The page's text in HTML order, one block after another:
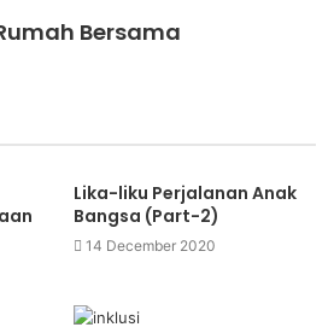
Bersama
Lika-liku Perjalanan Anak
Bangsa (Part-2)
14 December 2020